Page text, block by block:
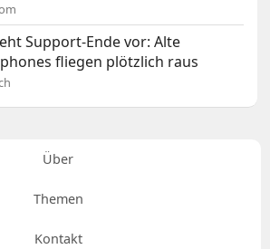
Support-Ende vor: Alte
fliegen plötzlich raus
Über
Themen
Kontakt